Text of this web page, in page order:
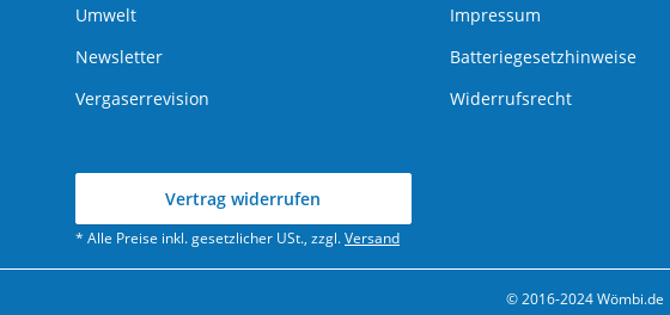
Umwelt
Newsletter
Vergaserrevision
Impressum
Batteriegesetzhinweise
Widerrufsrecht
Vertrag widerrufen
* Alle Preise inkl. gesetzlicher USt., zzgl.Versand
© 2016-2024 Wömbi.de